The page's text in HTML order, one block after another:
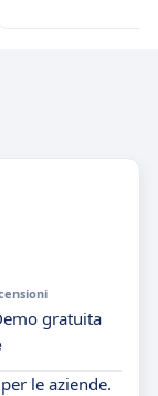
gratuita
le aziende.